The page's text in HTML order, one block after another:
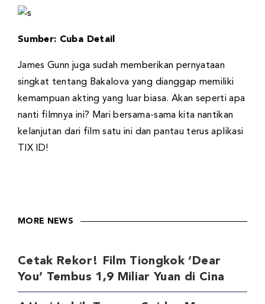
Sumber: Cuba Detail
James Gunn juga sudah memberikan pernyataan
singkat tentang Bakalova yang dianggap memiliki
kemampuan akting yang luar biasa. Akan seperti apa
nanti filmnya ini? Mari bersama-sama kita nantikan
kelanjutan dari film satu ini dan pantau terus aplikasi
TIX ID!
MORE NEWS
Cetak Rekor! Film Tiongkok ‘Dear
You’ Tembus 1,9 Miliar Yuan di Cina